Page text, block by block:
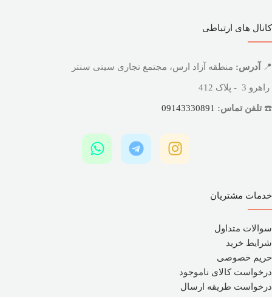
کانال های ارتباطی
📍 آدرس: منطقه آزاد ارس، مجتمع تجاری سیتی سنتر
راهرو 3 - پلاک 412
☎️تلفن تماس: 09143330891
خدمات مشتریان
سوالات متداول
شرایط خرید
حریم خصوصی
درخواست کالای ناموجود
درخواست طریقه ارسال